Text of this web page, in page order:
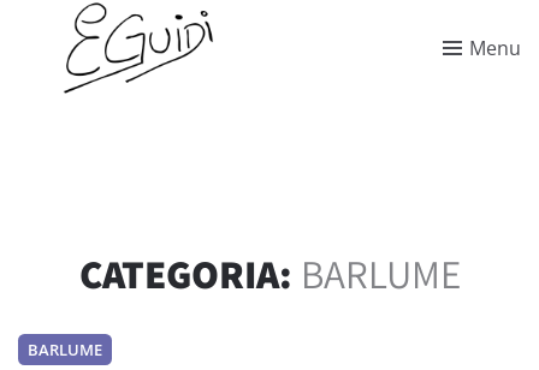
Menu
CATEGORIA: BARLUME
BARLUME